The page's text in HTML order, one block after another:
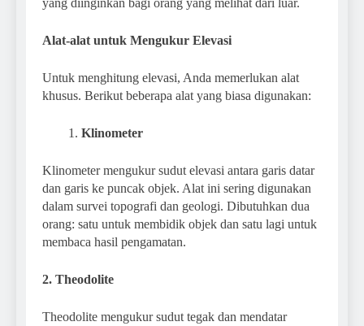
yang diinginkan bagi orang yang melihat dari luar.
Alat-alat untuk Mengukur Elevasi
Untuk menghitung elevasi, Anda memerlukan alat
khusus. Berikut beberapa alat yang biasa digunakan:
Klinometer
Klinometer mengukur sudut elevasi antara garis datar
dan garis ke puncak objek. Alat ini sering digunakan
dalam survei topografi dan geologi. Dibutuhkan dua
orang: satu untuk membidik objek dan satu lagi untuk
membaca hasil pengamatan.
2. Theodolite
Theodolite mengukur sudut tegak dan mendatar